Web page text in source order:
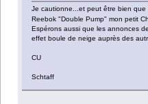
Je cautionne...et peut être bien
Reebok "Double Pump" mon petit
Espérons aussi que les annonces
effet boule de neige auprès des
CU
Schtaff